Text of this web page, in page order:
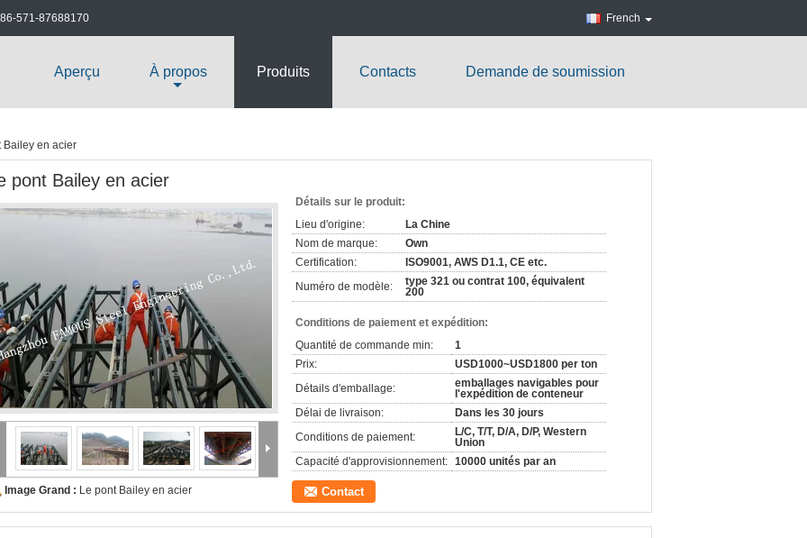
86-571-87688170 French
Aperçu À propos Produits Contacts Demande de soumission
Bailey en acier
pont Bailey en acier
Image Grand : Le pont Bailey en acier
Détails sur le produit:
Lieu d'origine:
La Chine
Nom de marque:
Own
Certification:
ISO9001, AWS D1.1, CE etc.
Numéro de modèle:
type 321 ou contrat 100, équivalent
200
Conditions de paiement et expédition:
Quantité de commande min:
1
Prix:
USD1000~USD1800 per ton
Détails d'emballage:
emballages navigables pour
l'expédition de conteneur
Délai de livraison:
Dans les 30 jours
Conditions de paiement:
L/C, T/T, D/A, D/P, Western
Union
Capacité d'approvisionnement: 10000 unités par an
Contact